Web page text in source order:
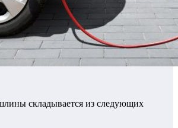
складывается из следующих